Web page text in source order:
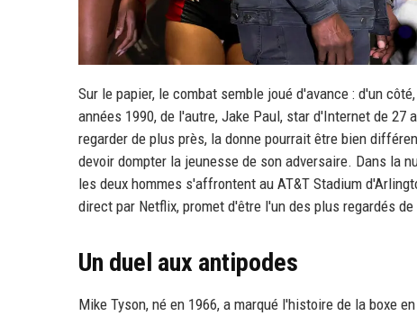
Sur le papier, le combat semble joué d'avance : d'un
années 1990, de l'autre, Jake Paul, star d'Internet de
regarder de plus près, la donne pourrait être bien
devoir dompter la jeunesse de son adversaire. Dans la
les deux hommes s'affrontent au AT&T Stadium
direct par Netflix, promet d'être l'un des plus regardés
Un duel aux antipodes
Mike Tyson, né en 1966, a marqué l'histoire de la boxe